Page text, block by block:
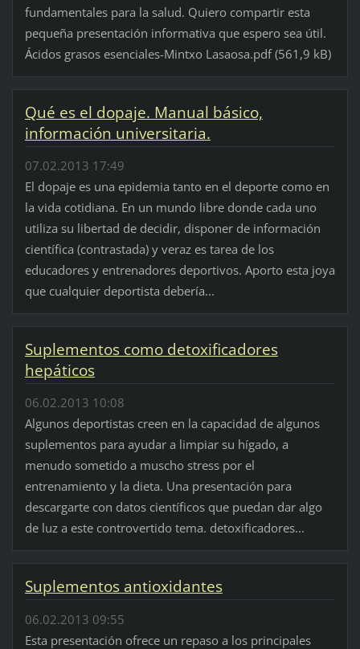
fundamentales para la salud. Quiero compartir esta
pequeña presentación informativa que espero sea útil.
Ácidos grasos esenciales-Mintxo Lasaosa.pdf (561,9 kB)
Qué es el dopaje. Manual básico,
información universitaria.
07.02.2013 17:49
El dopaje es una epidemia tanto en el deporte como en
la vida cotidiana. En un mundo libre donde cada uno
utiliza su libertad de decidir, disponer de información
científica (contrastada) y veraz es tarea de los
educadores y entrenadores deportivos. Aporto esta joya
que cualquier deportista debería...
Suplementos como detoxificadores
hepáticos
06.02.2013 10:08
Algunos deportistas creen en la capacidad de algunos
suplementos para ayudar a limpiar su hígado, a
menudo sometido a muscho stress por el
entrenamiento y la dieta. Una presentación para
descargarte con datos científicos que puedan dar algo
de luz a este controvertido tema. detoxificadores...
Suplementos antioxidantes
06.02.2013 09:55
Esta presentación ofrece un repaso a los principales